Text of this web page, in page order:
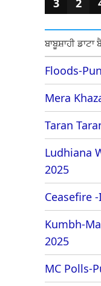
ਬਾਬੂਸ਼ਾਹੀ ਡਾਟਾ
Floods-
Mera
Taran
Ludhiana
2025
Ceasefire
Kumbh-
2025
MC Polls-